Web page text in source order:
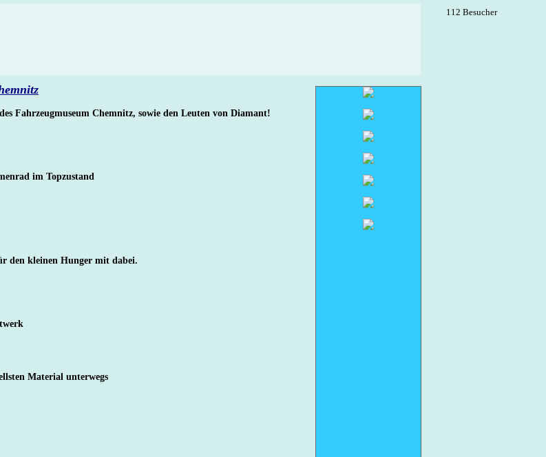
Fahrzeugmuseum Chemnitz, sowie den Leuten von Diamant!
im Topzustand
den kleinen Hunger mit dabei.
Material unterwegs
112 Besucher